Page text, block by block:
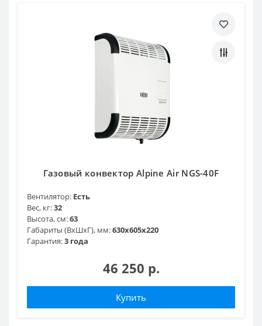
Газовый конвектор Alpine Air NGS-40F
Вентилятор: Есть
Вес, кг:32
Высота, см:63
Габариты (ВхШхГ), мм:630х605х220
Гарантия:3 года
46 250 р.
Купить